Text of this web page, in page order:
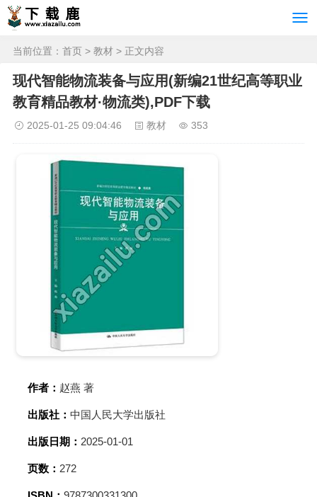
当前位置： 首页 > 教材 > 正文内容
现代智能物流装备与应用(新编21世纪高等职业
教育精品教材·物流类),PDF下载
2025-01-25 09:04:46 教材 353
作者： 赵燕 著
出版社： 中国人民大学出版社
出版日期： 2025-01-01
页数： 272